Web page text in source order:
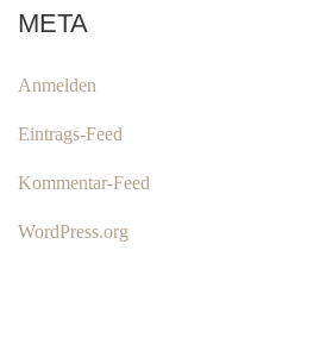
META
Anmelden
Eintrags-Feed
Kommentar-Feed
WordPress.org